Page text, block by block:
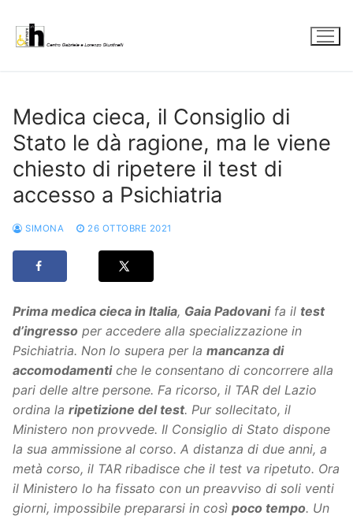
contenuto
Medica cieca, il Consiglio di
Stato le dà ragione, ma le viene
chiesto di ripetere il test di
accesso a Psichiatria
SIMONA 26 OTTOBRE 2021
Prima medica cieca in Italia, Gaia Padovanifa il test
d’ingresso per accedere alla specializzazione in
Psichiatria. Non lo supera per la mancanza di
accomodamentiche le consentano di concorrere alla
pari delle altre persone. Fa ricorso, il TAR del Lazio
ordina la ripetizione del test. Pur sollecitato, il
Ministero non provvede. Il Consiglio di Stato dispone
la sua ammissione al corso. A distanza di due anni, a
metà corso, il TAR ribadisce che il test va ripetuto. Ora
il Ministero lo ha fissato con un preavviso di soli venti
giorni, impossibile prepararsi in così poco tempo. Un